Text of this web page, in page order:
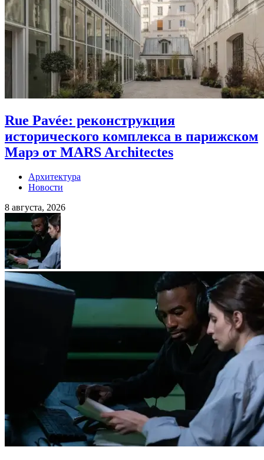
Rue Pavée: реконструкция
исторического комплекса в парижском
Марэ от MARS Architectes
Архитектура
Новости
8 августа, 2026